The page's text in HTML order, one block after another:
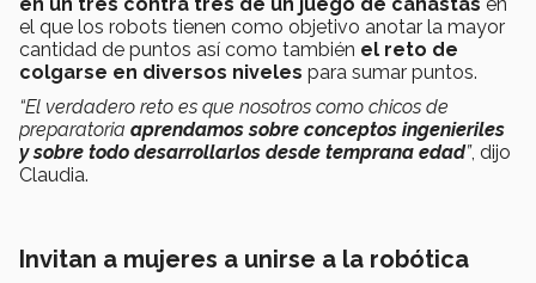
el que los robots tienen como objetivo anotar la mayor
cantidad de puntos así como también el reto de
colgarse en diversos niveles para sumar puntos.
“El verdadero reto es que nosotros como chicos de
preparatoria aprendamos sobre conceptos ingenieriles
y sobre todo desarrollarlos desde temprana edad”, dijo
Claudia.
Invitan a mujeres a unirse a la robótica